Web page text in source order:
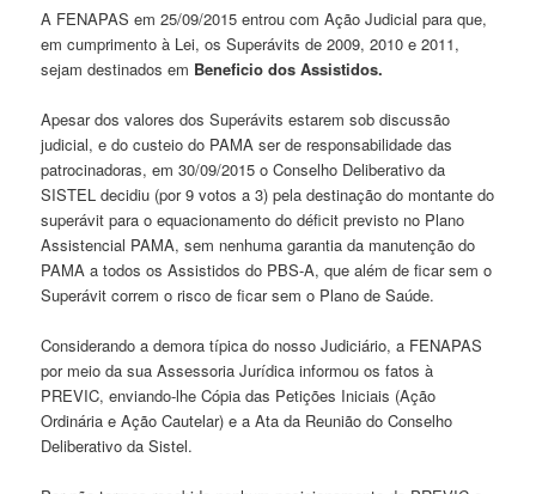
A FENAPAS em 25/09/2015 entrou com Ação Judicial para que,
em cumprimento à Lei, os Superávits de 2009, 2010 e 2011,
sejam destinados em Beneficio dos Assistidos.
Apesar dos valores dos Superávits estarem sob discussão
judicial, e do custeio do PAMA ser de responsabilidade das
patrocinadoras, em 30/09/2015 o Conselho Deliberativo da
SISTEL decidiu (por 9 votos a 3) pela destinação do montante do
superávit para o equacionamento do déficit previsto no Plano
Assistencial PAMA, sem nenhuma garantia da manutenção do
PAMA a todos os Assistidos do PBS-A, que além de ficar sem o
Superávit correm o risco de ficar sem o Plano de Saúde.
Considerando a demora típica do nosso Judiciário, a FENAPAS
por meio da sua Assessoria Jurídica informou os fatos à
PREVIC, enviando-lhe Cópia das Petições Iniciais (Ação
Ordinária e Ação Cautelar) e a Ata da Reunião do Conselho
Deliberativo da Sistel.